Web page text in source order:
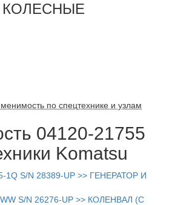
КОЛЕСНЫЕ
по спецтехнике и узлам
04120-21755
Komatsu
1Q S/N 28389-UP >> ГЕНЕРАТОР И
S/N 26276-UP >> КОЛЕНВАЛ (С